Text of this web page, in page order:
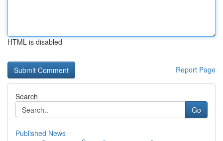
HTML is disabled
Report Page
Search
Go
Published News